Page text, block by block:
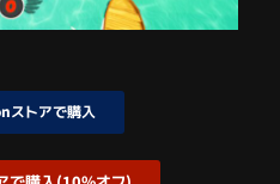
ストアで購入